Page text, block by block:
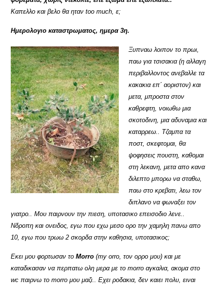
Καπελλο και βελο θα ηταν too much, ε;
Ημερολογιο καταστρωματος, ημερα 3η.
Ξυπναω λοιπον το πρωι,
παω για τσισακια (η αλλαγη
περιβαλλοντος ανεβαλλε τα
κακακια επ´ αοριστον) και
μετα, μπροστα στον
καθρεφτη, νοιωθω μια
σκοτοδινη, μια αδυναμια και
καταρρεω.. Τζαμπα τα
ποστ, σκεφτομαι, θα
ψοφησεις πουστη, καθομαι
στη λεκανη, μετα απο κανα
διλεπτο μπορω να σταθω,
παω στο κρεβατι, λεω τον
διπλανο να φωναξει τον
γιατρο.. Μου παιρνουν την πιεση, υποτασικο επεισοδιο λενε..
Νδροπη και ονειδος, εγω που εχω μεσο ορο την χαμηλη πανω απο
10, εγω που τρωω 2 σκορδα στην καθησια, υποτασικος;
Εκει μου φορτωσαν τοMorro (my orro, τον ορρο μου) και με
καταδικασαν να περπατω ολη μερα με το morro αγκαλια, ακομα στο
wc παιρνω το morro μου μαζι.. Εχει ροδακια, δεν καιει πολυ, ειναι